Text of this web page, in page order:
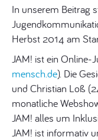
In unserem Beitrag
Herbst 2014 am
JAM! ist ein Online-
mensch.de). Die
und Christian Loß
monatliche
JAM! alles um
JAM! ist informativ